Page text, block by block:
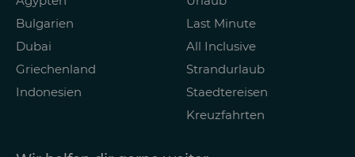
Bulgarien
Dubai
Griechenland
Indonesien
Last Minute
All Inclusive
Strandurlaub
Staedtereisen
Kreuzfahrten